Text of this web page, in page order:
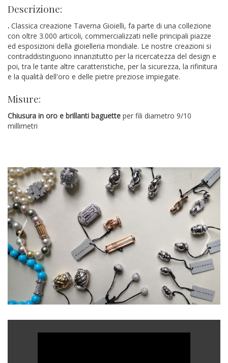
Descrizione:
. Classica creazione Taverna Gioielli, fa parte di una collezione
con oltre 3.000 articoli, commercializzati nelle principali piazze
ed esposizioni della gioielleria mondiale. Le nostre creazioni si
contraddistinguono innanzitutto per la ricercatezza del design e
poi, tra le tante altre caratteristiche, per la sicurezza, la rifinitura
e la qualità dell'oro e delle pietre preziose impiegate.
Misure:
Chiusura in oro e brillanti baguette per fili diametro 9/10
millimetri